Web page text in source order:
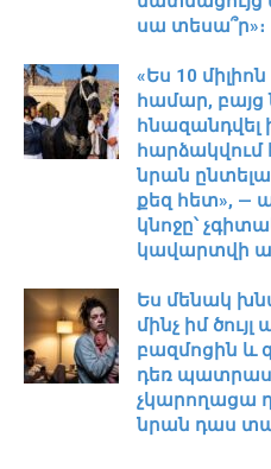
սա տեսա՞ր»։
«Ես 10
համար, բայց
հնազանդվել
հարձակվում
նրան
քեզ հետ», —
կնոջը՝
կավարտվի
Ես մենակ
մինչ իմ
բազմոցին և
դեռ պատրաստ
չկարողացա
նրան դաս